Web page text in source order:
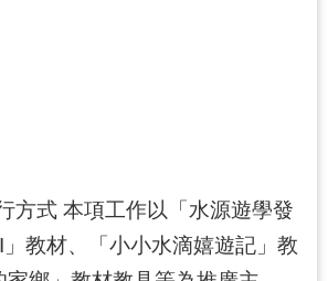
方式 本項工作以「水源遊學發
教材、「小小水滴嬉遊記」教